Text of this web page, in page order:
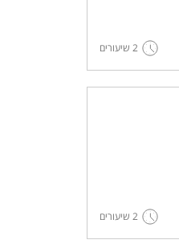
2 שיעורים
2 שיעורים